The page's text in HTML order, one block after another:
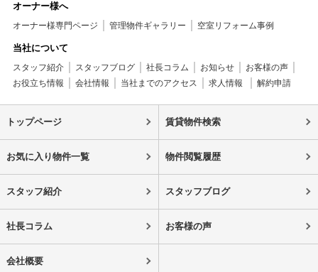
オーナー様へ
オーナー様専門ページ 管理物件ギャラリー 空室リフォーム事例
当社について
スタッフ紹介 スタッフブログ 社長コラム お知らせ
お客様の声
お役立ち情報
会社情報 当社までのアクセス 求人情報 解約申請
トップページ 賃貸物件検索
お気に入り物件一覧 物件閲覧履歴
スタッフ紹介 スタッフブログ
社長コラム お客様の声
会社概要